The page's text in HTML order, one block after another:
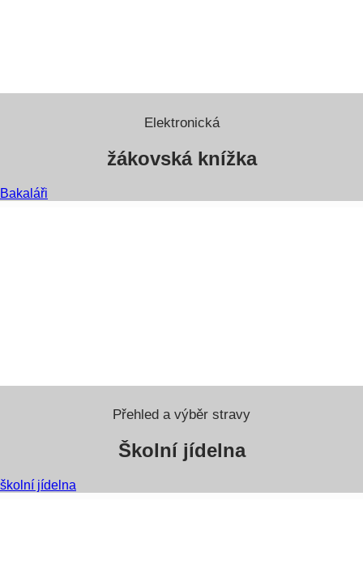
Elektronická
žákovská knížka
Bakaláři
Přehled a výběr stravy
Školní jídelna
školní jídelna